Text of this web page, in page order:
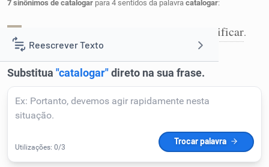
Reescrever Texto
Resumir Texto
Corrigir Texto
Detector de IA
7 sinônimos de catalogar para 4 sentidos da palavra catalogar:
classificar.